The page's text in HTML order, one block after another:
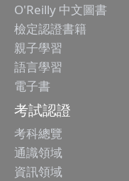
O'Reilly 中文圖書
檢定認證書籍
親子學習
語言學習
電子書
考試認證
考科總覽
通識領域
資訊領域